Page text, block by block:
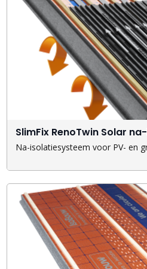
SlimFix RenoTwin Solar
Na-isolatiesysteem voor PV- en